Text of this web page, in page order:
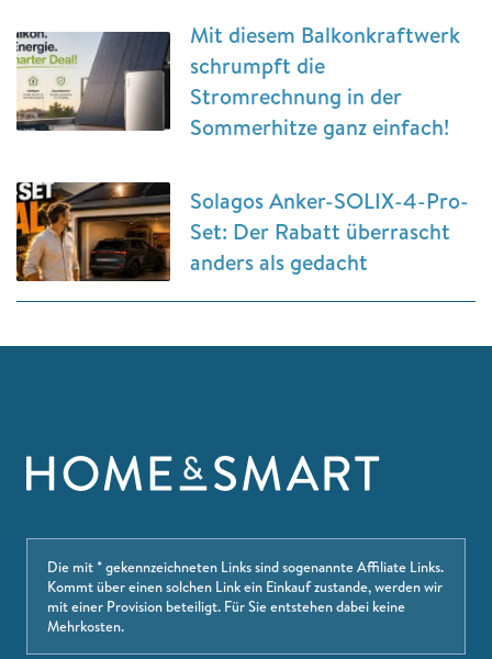
Mit diesem Balkonkraftwerk
schrumpft die
Stromrechnung in der
Sommerhitze ganz einfach!
Solagos Anker-SOLIX-4-Pro-
Set: Der Rabatt überrascht
anders als gedacht
Die mit * gekennzeichneten Links sind sogenannte Affiliate Links.
Kommt über einen solchen Link ein Einkauf zustande, werden wir
mit einer Provision beteiligt. Für Sie entstehen dabei keine
Mehrkosten.